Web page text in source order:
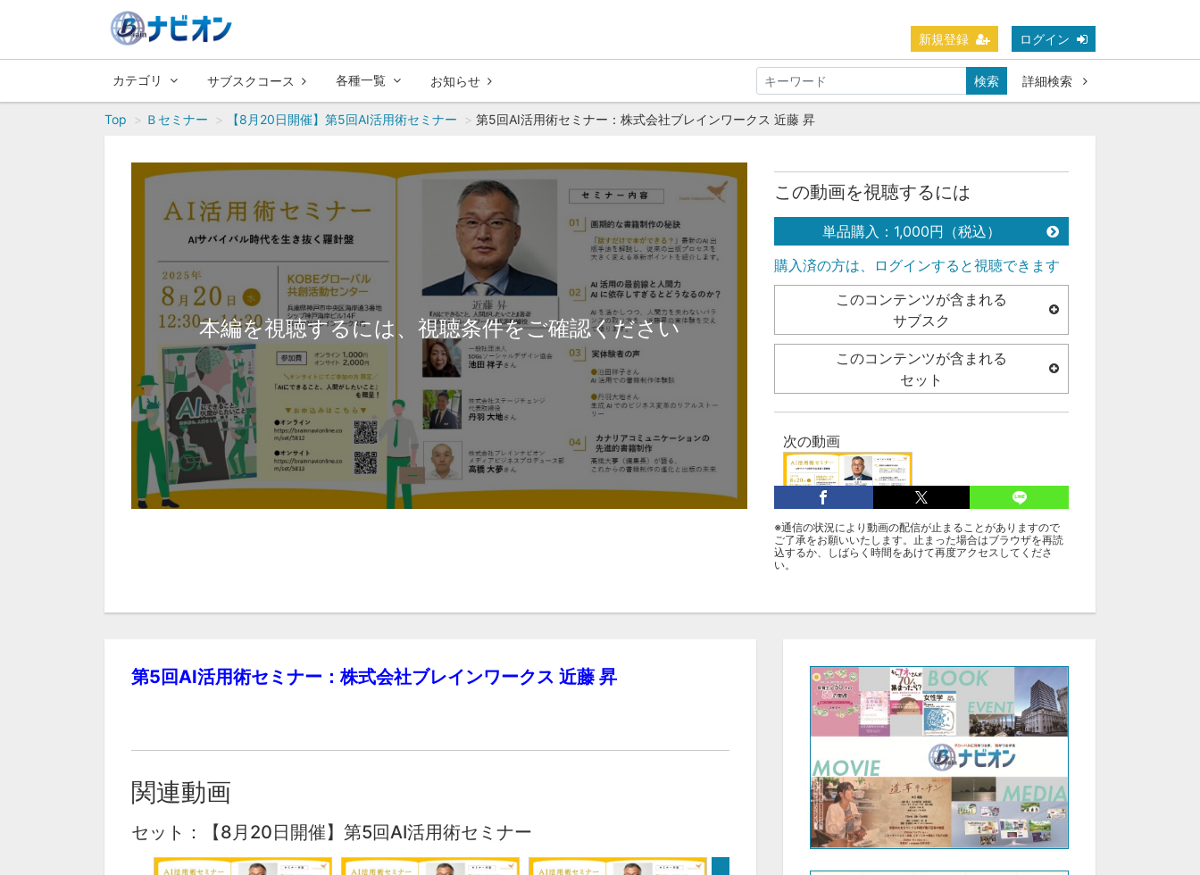
新規登録 ログイン
カテゴリ サブスクコース 各種一覧 お知らせ 検索 詳細検索
Top Ｂセミナー 【8月20日開催】第5回AI活用術セミナー 第5回AI活用術セミナー：株式会社ブレインワークス 近藤 昇
本編を視聴するには、視聴条件をご確認ください
この動画を視聴するには
単品購入：1,000円（税込）
購入済の方は、ログインすると視聴できます
このコンテンツが含まれる
サブスク
このコンテンツが含まれる
セット
次の動画
17:56
第5回AI活用術セミ
ナー:|一般社団法人
Ｂセミナー
AIブレインコンパス
近藤 昇
※通信の状況により動画の配信が止まることがありますので
ご了承をお願いいたします。止まった場合はブラウザを再読
込するか、しばらく時間をあけて再度アクセスしてくださ
い。
第5回AI活用術セミナー：株式会社ブレインワークス 近藤 昇
関連動画
セット：【8月20日開催】第5回AI活用術セミナー